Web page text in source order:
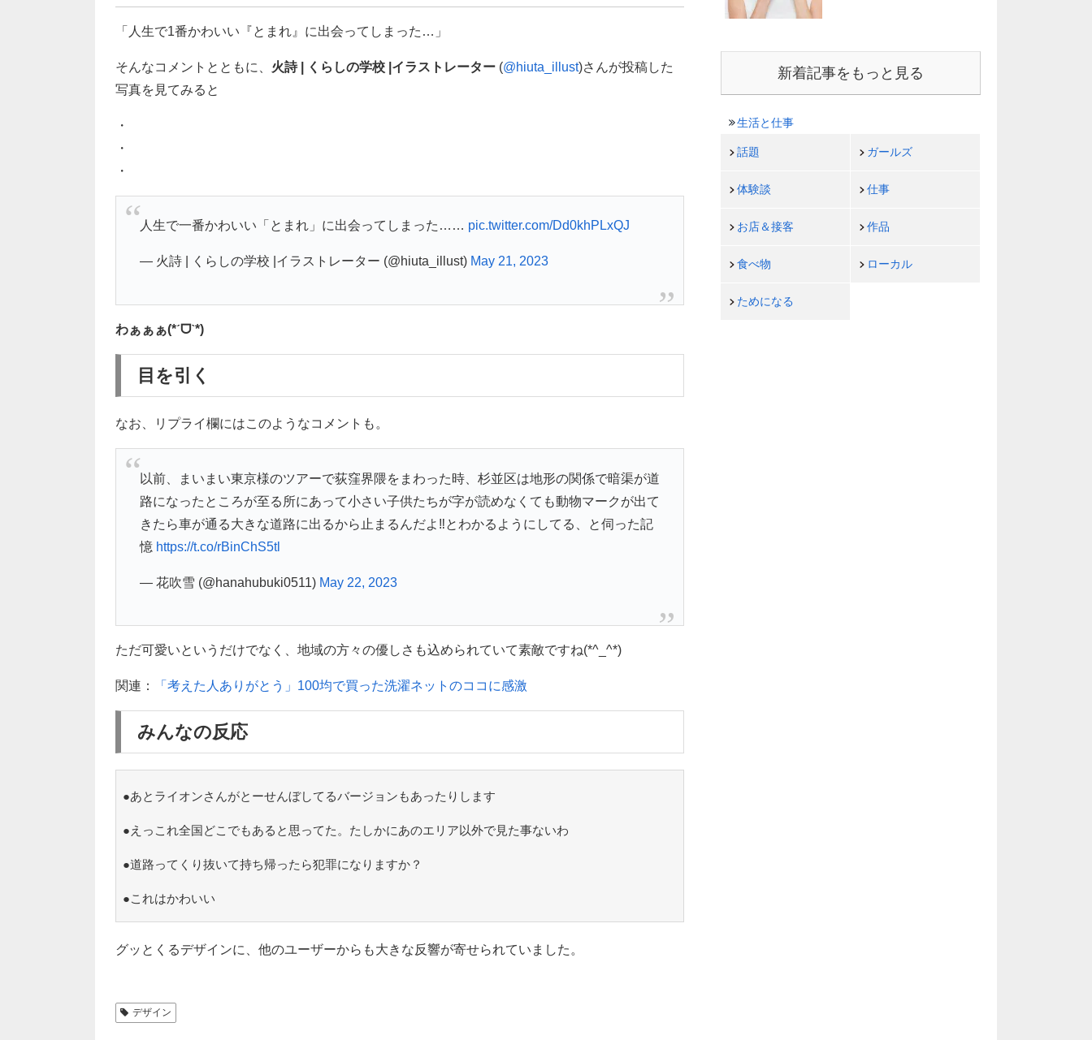
「人生で1番かわいい『とまれ』に出会ってしまった…」
そんなコメントとともに、 火詩 | くらしの学校 |イラストレーター (@hiuta_illust)さんが投稿した
写真を見てみると
・
・
・
人生で一番かわいい「とまれ」に出会ってしまった…… pic.twitter.com/Dd0khPLxQJ
— 火詩 | くらしの学校 |イラストレーター (@hiuta_illust) May 21, 2023
わぁぁぁ(*ˊᗜˋ*)
目を引く
なお、リプライ欄にはこのようなコメントも。
以前、まいまい東京様のツアーで荻窪界隈をまわった時、杉並区は地形の関係で暗渠が道
路になったところが至る所にあって小さい子供たちが字が読めなくても動物マークが出て
きたら車が通る大きな道路に出るから止まるんだよ‼︎とわかるようにしてる、と伺った記
憶 https://t.co/rBinChS5tl
— 花吹雪 (@hanahubuki0511) May 22, 2023
ただ可愛いというだけでなく、地域の方々の優しさも込められていて素敵ですね(*^_^*)
関連： 「考えた人ありがとう」100均で買った洗濯ネットのココに感激
みんなの反応
●あとライオンさんがとーせんぼしてるバージョンもあったりします
●えっこれ全国どこでもあると思ってた。たしかにあのエリア以外で見た事ないわ
●道路ってくり抜いて持ち帰ったら犯罪になりますか？
●これはかわいい
グッとくるデザインに、他のユーザーからも大きな反響が寄せられていました。
デザイン
新着記事をもっと見る
生活と仕事
話題 ガールズ
体験談 仕事
お店＆接客 作品
食べ物 ローカル
ためになる